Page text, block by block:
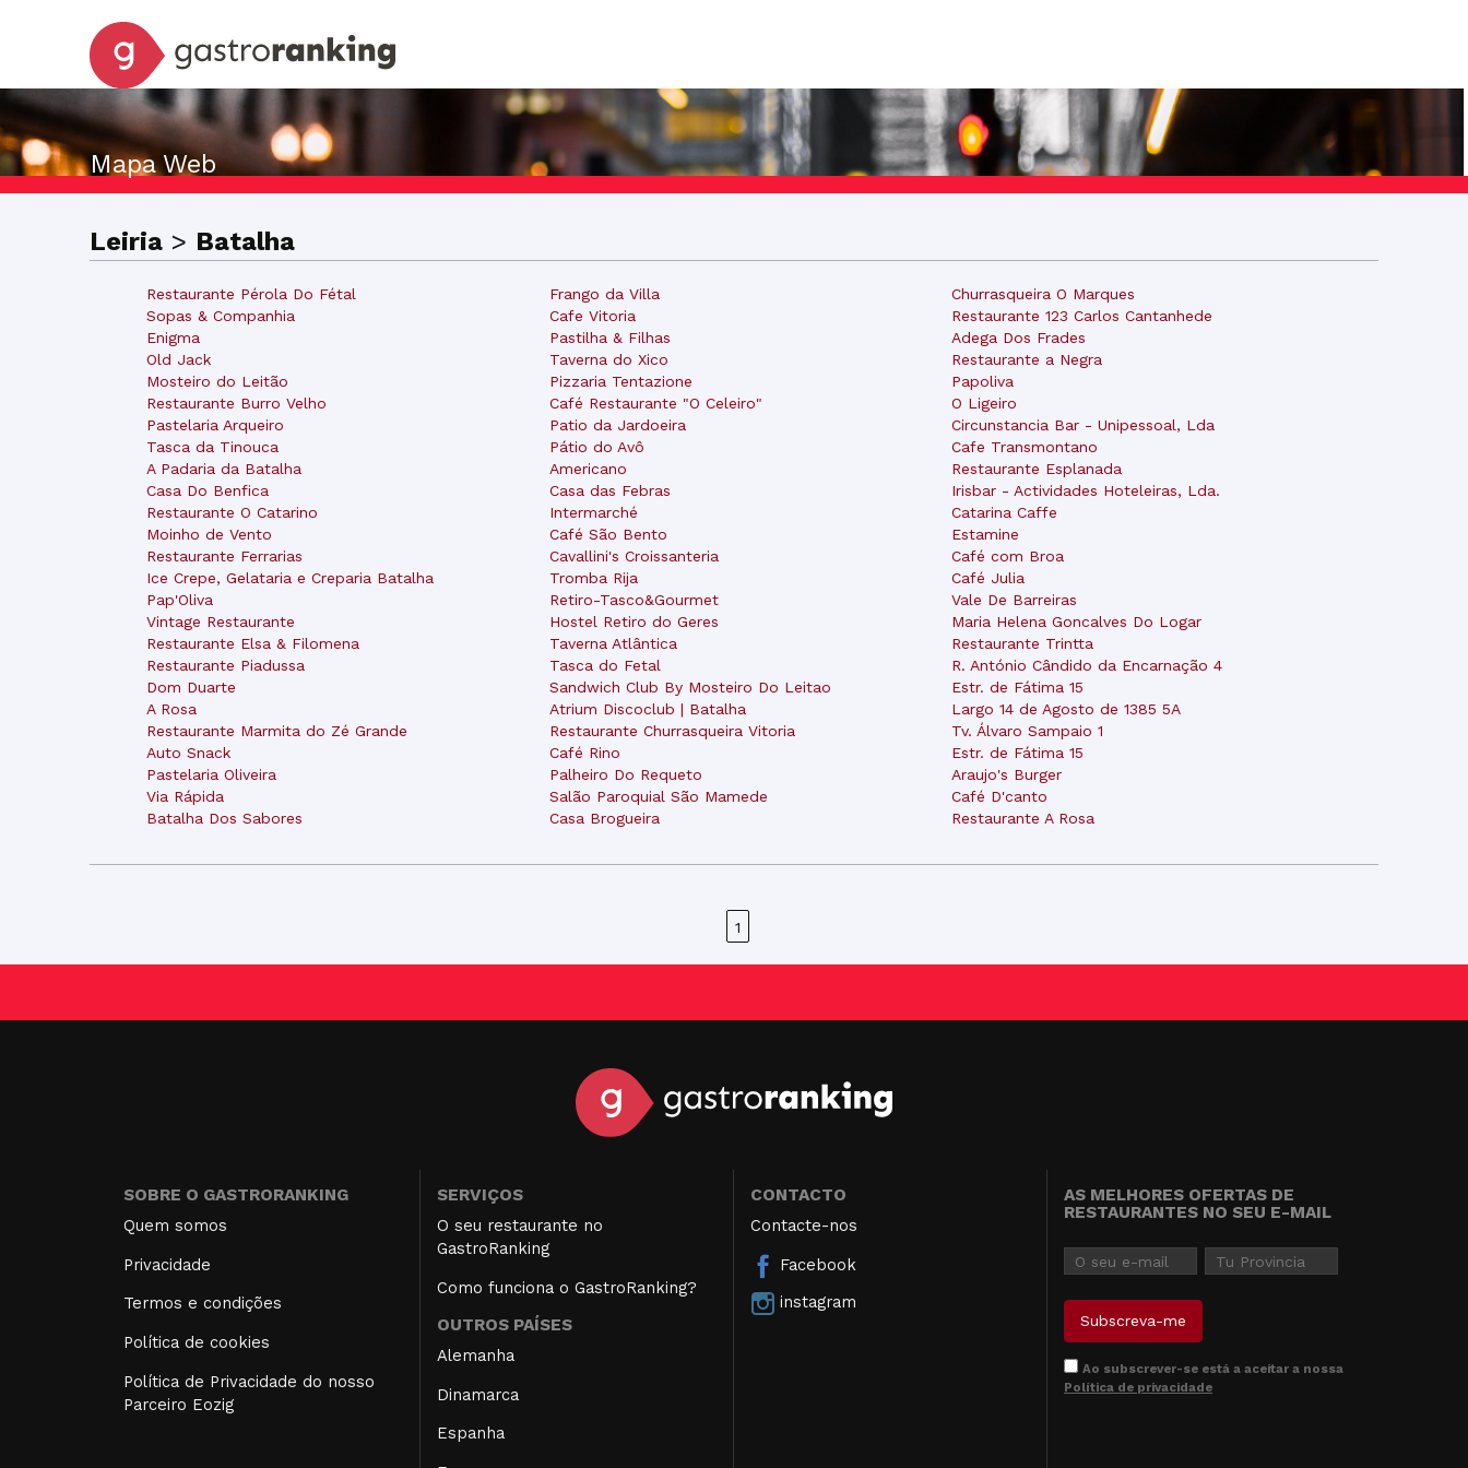
Mapa Web
Leiria > Batalha
Restaurante Pérola Do Fétal
Sopas & Companhia
Enigma
Old Jack
Mosteiro do Leitão
Restaurante Burro Velho
Pastelaria Arqueiro
Tasca da Tinouca
A Padaria da Batalha
Casa Do Benfica
Restaurante O Catarino
Moinho de Vento
Restaurante Ferrarias
Ice Crepe, Gelataria e Creparia Batalha
Pap'Oliva
Vintage Restaurante
Restaurante Elsa & Filomena
Restaurante Piadussa
Dom Duarte
A Rosa
Restaurante Marmita do Zé Grande
Auto Snack
Pastelaria Oliveira
Via Rápida
Batalha Dos Sabores
Frango da Villa
Cafe Vitoria
Pastilha & Filhas
Taverna do Xico
Pizzaria Tentazione
Café Restaurante "O Celeiro"
Patio da Jardoeira
Pátio do Avô
Americano
Casa das Febras
Intermarché
Café São Bento
Cavallini's Croissanteria
Tromba Rija
Retiro-Tasco&Gourmet
Hostel Retiro do Geres
Taverna Atlântica
Tasca do Fetal
Sandwich Club By Mosteiro Do Leitao
Atrium Discoclub | Batalha
Restaurante Churrasqueira Vitoria
Café Rino
Palheiro Do Requeto
Salão Paroquial São Mamede
Casa Brogueira
Churrasqueira O Marques
Restaurante 123 Carlos Cantanhede
Adega Dos Frades
Restaurante a Negra
Papoliva
O Ligeiro
Circunstancia Bar - Unipessoal, Lda
Cafe Transmontano
Restaurante Esplanada
Irisbar - Actividades Hoteleiras, Lda.
Catarina Caffe
Estamine
Café com Broa
Café Julia
Vale De Barreiras
Maria Helena Goncalves Do Logar
Restaurante Trintta
R. António Cândido da Encarnação 4
Estr. de Fátima 15
Largo 14 de Agosto de 1385 5A
Tv. Álvaro Sampaio 1
Estr. de Fátima 15
Araujo's Burger
Café D'canto
Restaurante A Rosa
1
SOBRE O GASTRORANKING
Quem somos
Privacidade
Termos e condições
Política de cookies
Política de Privacidade do nosso
Parceiro Eozig
SERVIÇOS
O seu restaurante no
GastroRanking
Como funciona o GastroRanking?
OUTROS PAÍSES
Alemanha
Dinamarca
Espanha
CONTACTO
Contacte-nos
Facebook
instagram
AS MELHORES OFERTAS DE
RESTAURANTES NO SEU E-MAIL
Ao subscrever-se está a aceitar a nossa
Política de privacidade